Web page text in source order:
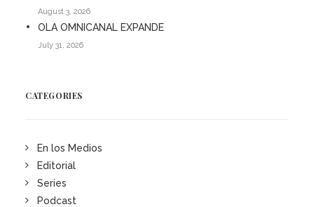
August 3, 2026
OLA OMNICANAL EXPANDE
July 31, 2026
CATEGORIES
En los Medios
Editorial
Series
Podcast